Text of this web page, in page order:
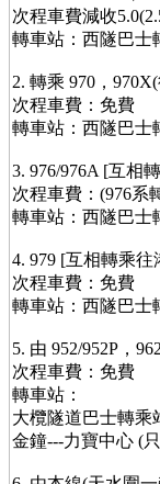
次程車費減收
轉車站：西隧巴士
2. 轉乘 970，
次程車費：免費
轉車站：西隧巴士
3. 976/976A [互相
次程車費：(976系
轉車站：西隧巴士
4. 979 [互相轉乘往
次程車費：免費
轉車站：西隧巴士
5. 由 952/952P，
次程車費：免費
轉車站：
大欖隧道巴士轉乘
金鐘---力寶中心 (